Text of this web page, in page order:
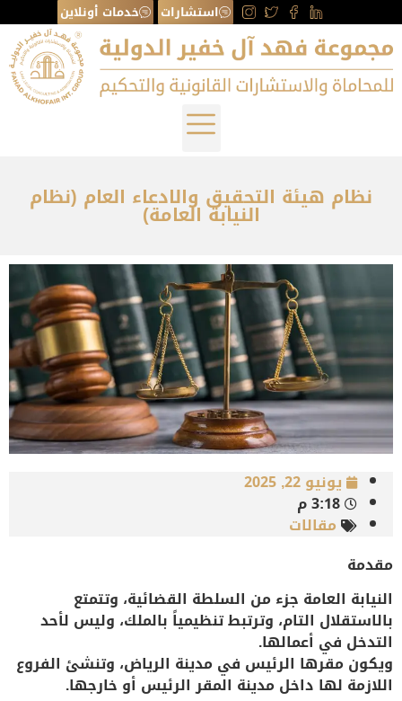
استشارات خدمات أونلاين
نظام هيئة التحقيق والادعاء العام (نظام
النيابة العامة)
يونيو 22, 2025
3:18 م
مقالات
مقدمة
النيابة العامة جزء من السلطة القضائية، وتتمتع
بالاستقلال التام، وترتبط تنظيمياً بالملك، وليس لأحد
التدخل في أعمالها.
ويكون مقرها الرئيس في مدينة الرياض، وتنشئ الفروع
اللازمة لها داخل مدينة المقر الرئيس أو خارجها.